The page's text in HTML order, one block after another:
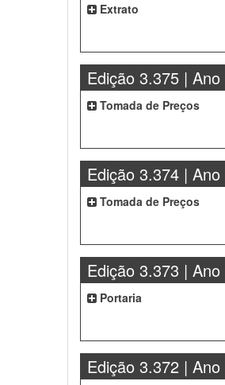
Extrato
Edição 3.375 | Ano
Tomada de Preços
Edição 3.374 | Ano
Tomada de Preços
Edição 3.373 | Ano
Portaria
Edição 3.372 | Ano